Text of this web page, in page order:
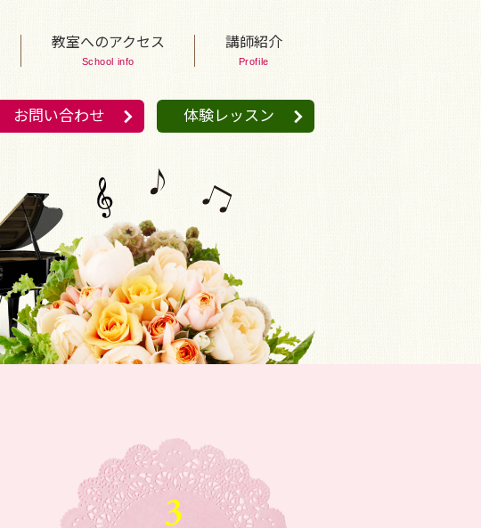
お問い合わせ 体験レッスン
教室へのアクセス
School info
講師紹介
Profile